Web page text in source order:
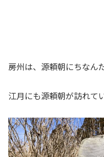
房州は、源頼朝にちなん
江月にも源頼朝が訪れて